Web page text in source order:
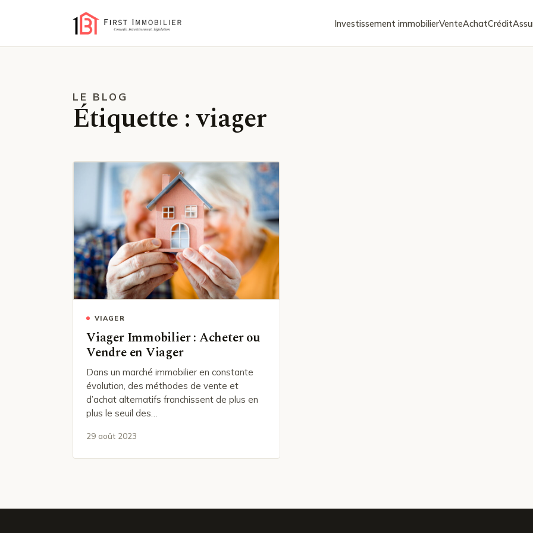
Investissement immobilierVenteAchatCrédit
LE BLOG
Étiquette :viager
VIAGER
Viager Immobilier : Acheter ou
Vendre en Viager
Dans un marché immobilier en constante
évolution, des méthodes de vente et
d’achat alternatifs franchissent de plus en
plus le seuil des…
29 août 2023